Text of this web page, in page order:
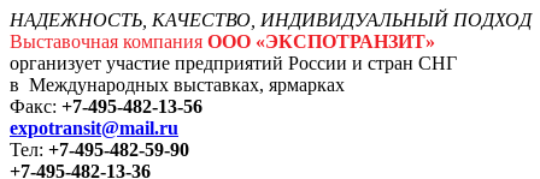
НАДЕЖНОСТЬ, КАЧЕСТВО, ИНДИВИДУАЛЬНЫЙ ПОДХОД
Выставочная компания ООО «ЭКСПОТРАНЗИТ»
организует участие предприятий России и стран СНГ
в Международных выставках, ярмарках
Факс: +7-495-482-13-56
expotransit@mail.ru
Тел: +7-495-482-59-90
+7-495-482-13-36